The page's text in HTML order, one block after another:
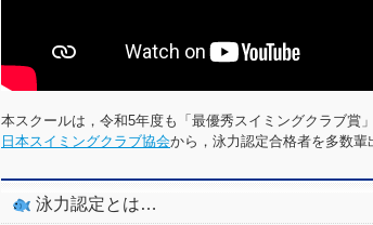
本スクールは，令和5年度も「最優秀スイミングクラブ賞
日本スイミングクラブ協会から，泳力認定合格者を多数
泳力認定とは…